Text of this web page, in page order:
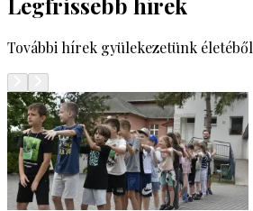
További hírek gyülekezetünk életéből